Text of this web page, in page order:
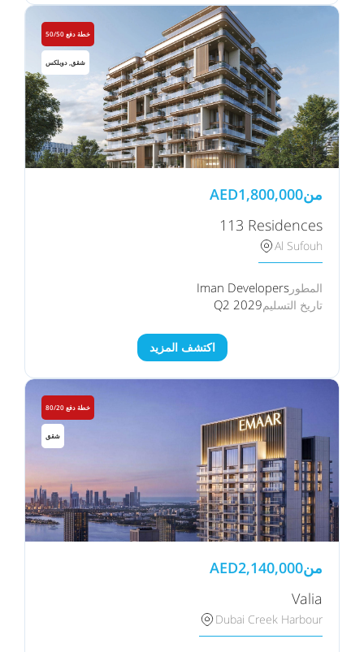
خطة دفع 50/50
شقق, دوبلكس
من AED1,800,000
113 Residences
Al Sufouh
المطور Iman Developers
تاريخ التسليمQ2 2029
اكتشف المزيد
خطة دفع 80/20
شقق
من AED2,140,000
Valia
Dubai Creek Harbour